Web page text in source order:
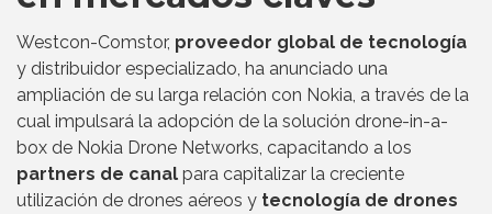
Westcon-Comstor, proveedor global de tecnología
y distribuidor especializado, ha anunciado una
ampliación de su larga relación con Nokia, a través de la
cual impulsará la adopción de la solución drone-in-a-
box de Nokia Drone Networks, capacitando a los
partners de canal para capitalizar la creciente
utilización de drones aéreos y tecnología de drones